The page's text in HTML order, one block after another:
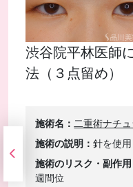
渋谷院平林医師
法（３点留め）
施術名
二重術ナチ
施術の説明
針を使
施術のリスク・副作用
週間位